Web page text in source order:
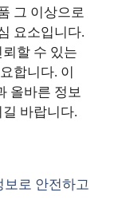
그 이상으로
요소입니다.
할 수 있는
합니다. 이
올바른 정보
바랍니다.
보로 안전하고